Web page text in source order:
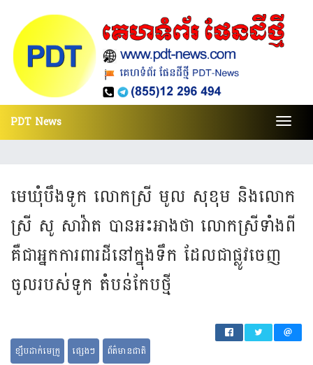
PDT News
មេឃុំបឹងទូក លោកស្រី មូល សុខុម និងលោក
ស្រី សូ សាវ៉ាត បានអះអាងថា លោកស្រីទាំងពី
គឺជាអ្នកការពារដីនៅក្នុងទឹក ដែលជាផ្លូវចេញ
ចូលរបស់ទូក តំបន់កែបថ្មី
ខ្សឹប​ដាក់​មេក្រូ ផ្សេងៗ ព័ត៌​មានជាតិ